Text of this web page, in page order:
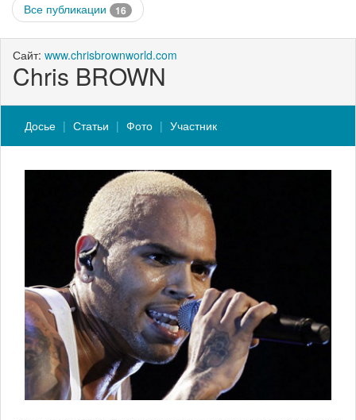
Все публикации 16
Сайт: www.chrisbrownworld.com
Chris BROWN
Досье Статьи Фото Участник